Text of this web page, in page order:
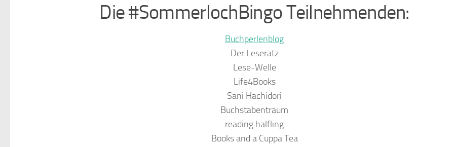
Die #SommerlochBingo Teilnehmenden:
Buchperlenblog
Der Leseratz
Lese-Welle
Life4Books
Sani Hachidori
Buchstabentraum
reading halfling
Books and a Cuppa Tea